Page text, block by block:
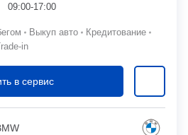
09:00-17:00
Выкуп авто
Кредитование
in
в сервис